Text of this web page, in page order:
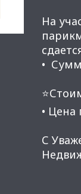
На
•
• Цена
С